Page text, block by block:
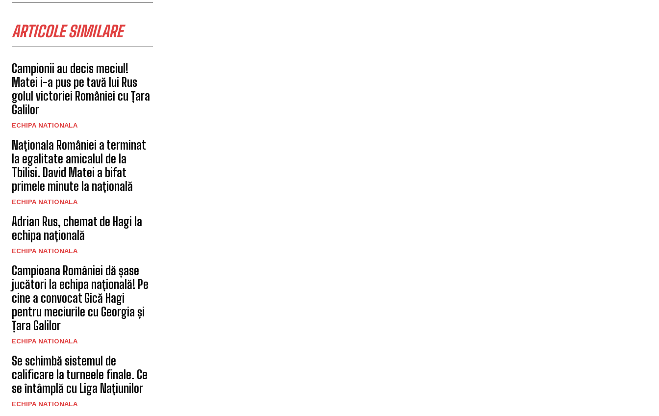
ARTICOLE SIMILARE
Campionii au decis meciul!
Matei i-a pus pe tavă lui Rus
golul victoriei României cu Țara
Galilor
ECHIPA NATIONALA
Naționala României a terminat
la egalitate amicalul de la
Tbilisi. David Matei a bifat
primele minute la națională
ECHIPA NATIONALA
Adrian Rus, chemat de Hagi la
echipa națională
ECHIPA NATIONALA
Campioana României dă șase
jucători la echipa națională! Pe
cine a convocat Gică Hagi
pentru meciurile cu Georgia și
Țara Galilor
ECHIPA NATIONALA
Se schimbă sistemul de
calificare la turneele finale. Ce
se întâmplă cu Liga Națiunilor
ECHIPA NATIONALA